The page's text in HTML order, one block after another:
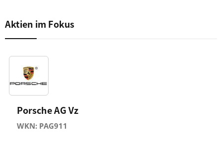
Aktien im Fokus
Porsche AG Vz
WKN: PAG911